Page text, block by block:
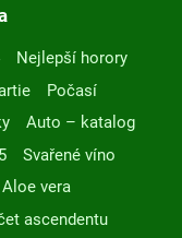
Nejlepší horory
Počasí
Auto – katalog
Svařené víno
Aloe vera
ascendentu